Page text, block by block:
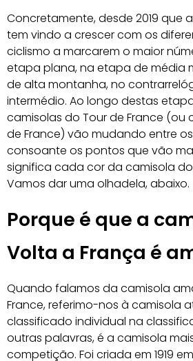
Concretamente, desde 2019 que
tem vindo a crescer com os
ciclismo a marcarem o maior
etapa plana, na etapa de média
de alta montanha, no
intermédio. Ao longo destas
camisolas do Tour de France (ou
de France) vão mudando entre
consoante os pontos que vão
significa cada cor da camisola do
Vamos dar uma olhadela, abaixo.
Porque é que a
Volta a França é
Quando falamos da camisola
France, referimo-nos à camisola
classificado individual na
outras palavras, é a camisola
competição. Foi criada em 1919